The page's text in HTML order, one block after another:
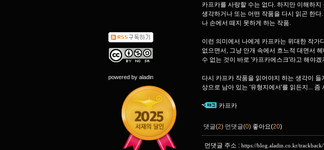
powered by aladin
카프카를 사랑할 수는 없다. 하지만 이해하
생각하거나 또는 어떤 작품을 다시 읽곤 한
나 손에서 떼지 못하게 하는 작품.
이런 의미에서 나에게 카프카는 위대한 작가
없으면서, 그냥 안개 속에서 흐느적 대면서
수 없는 것이 바로 '카프카에스크'라고 해야겠
다시 카프카 작품을 읽어야지 하는 생각이
상으로 남아 있는 '유형지에서'를 읽든지...
카프카
댓글(2) 먼댓글(0) 좋아요(20)
먼댓글 주소 : https://blog.aladin.co.kr/